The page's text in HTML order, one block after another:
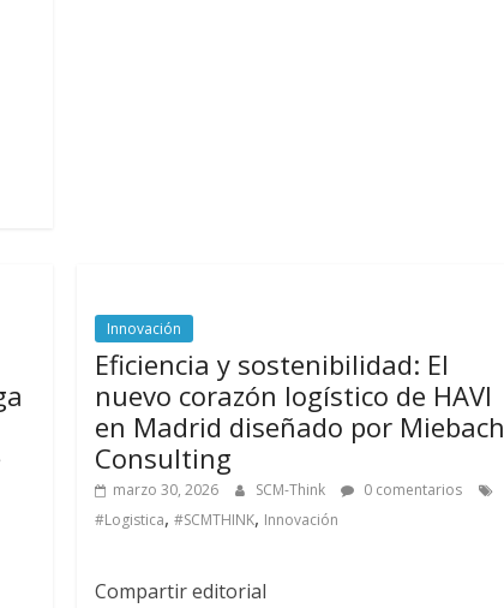
Innovación
Eficiencia y sostenibilidad: El
nuevo corazón logístico de HAVI
en Madrid diseñado por Miebach
Consulting
marzo 30, 2026 SCM-Think
0 comentarios
#Logistica,#SCMTHINK, Innovación
Compartir editorial